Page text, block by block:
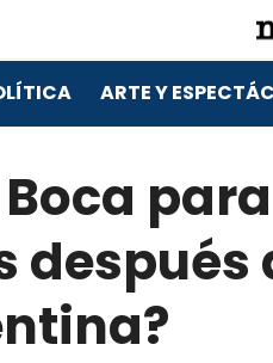
ARTE Y
después